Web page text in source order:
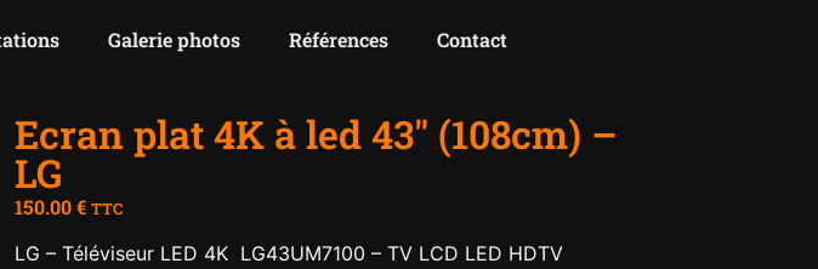
Galerie photos Références Contact
Ecran plat 4K à led 43″ (108cm) –
LG
150.00€ TTC
LG – Téléviseur LED 4K LG43UM7100 – TV LCD LED HDTV